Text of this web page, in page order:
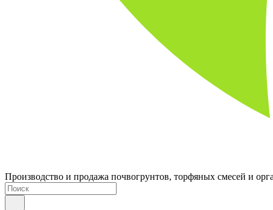
Производство и продажа почвогрунтов, торфяных смесей и